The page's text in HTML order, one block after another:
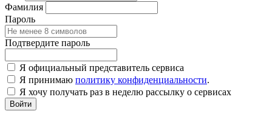
Фамилия
Пароль
Подтвердите пароль
Я официальный представитель сервиса
Я принимаю политику конфиденциальности.
Я хочу получать раз в неделю рассылку о сервисах
Войти